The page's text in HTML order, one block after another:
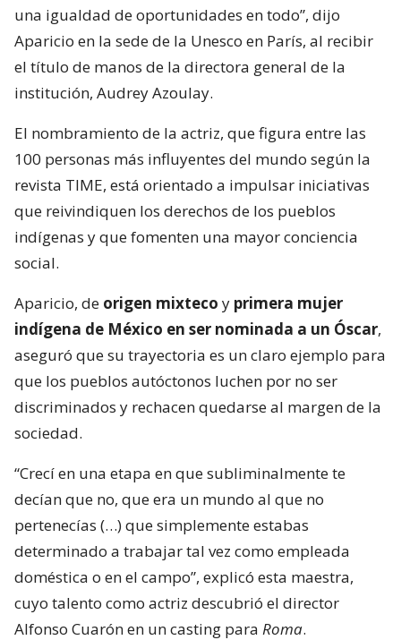
una igualdad de oportunidades en todo”, dijo
Aparicio en la sede de la Unesco en París, al recibir
el título de manos de la directora general de la
institución, Audrey Azoulay.
El nombramiento de la actriz, que figura entre las
100 personas más influyentes del mundo según la
revista TIME, está orientado a impulsar iniciativas
que reivindiquen los derechos de los pueblos
indígenas y que fomenten una mayor conciencia
social.
Aparicio, de origen mixteco y primera mujer
indígena de México en ser nominada a un Óscar,
aseguró que su trayectoria es un claro ejemplo para
que los pueblos autóctonos luchen por no ser
discriminados y rechacen quedarse al margen de la
sociedad.
“Crecí en una etapa en que subliminalmente te
decían que no, que era un mundo al que no
pertenecías (…) que simplemente estabas
determinado a trabajar tal vez como empleada
doméstica o en el campo”, explicó esta maestra,
cuyo talento como actriz descubrió el director
Alfonso Cuarón en un casting para Roma.